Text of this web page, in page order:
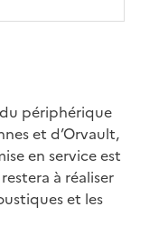
du périphérique
et d’Orvault,
en service est
à réaliser
et les